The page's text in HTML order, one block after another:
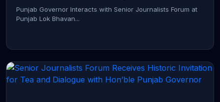
Punjab Governor Interacts with Senior Journalists Forum at
Punjab Lok Bhavan...